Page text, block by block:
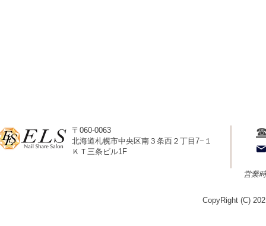
〒060-0063
北海道札幌市中央区南３条西２丁目7−１
ＫＴ三条ビル1F
営業
CopyRight (C)